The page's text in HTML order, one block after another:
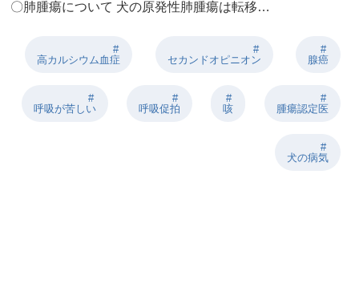
〇肺腫瘍について 犬の原発性肺腫瘍は転移…
高カルシウム血症 セカンドオピニオン 腺癌
呼吸が苦しい 呼吸促拍 咳 腫瘍認定医
⽝の病気